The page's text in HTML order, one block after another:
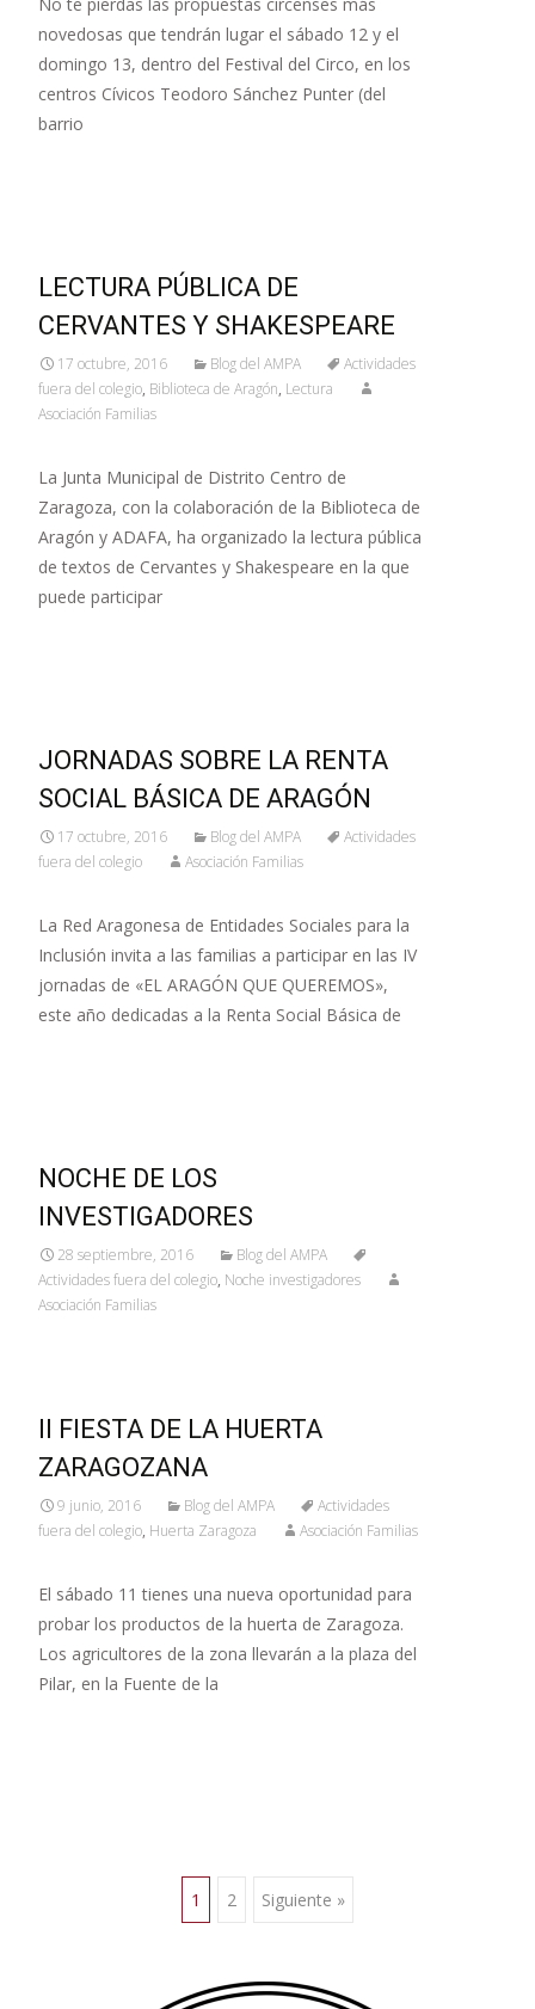
novedosas que tendrán lugar el sábado 12 y el
domingo 13, dentro del Festival del Circo, en los
centros Cívicos Teodoro Sánchez Punter (del
barrio
LECTURA PÚBLICA DE
CERVANTES Y SHAKESPEARE
17 octubre, 2016 Blog del AMPA
Actividades
fuera del colegio, Biblioteca de Aragón, Lectura
Asociación Familias
La Junta Municipal de Distrito Centro de
Zaragoza, con la colaboración de la Biblioteca de
Aragón y ADAFA, ha organizado la lectura pública
de textos de Cervantes y Shakespeare en la que
puede participar
JORNADAS SOBRE LA RENTA
SOCIAL BÁSICA DE ARAGÓN
17 octubre, 2016 Blog del AMPA
Actividades
fuera del colegio
Asociación Familias
La Red Aragonesa de Entidades Sociales para la
Inclusión invita a las familias a participar en las IV
jornadas de «EL ARAGÓN QUE QUEREMOS»,
este año dedicadas a la Renta Social Básica de
NOCHE DE LOS
INVESTIGADORES
28 septiembre, 2016
Blog del AMPA
Actividades fuera del colegio, Noche investigadores
Asociación Familias
II FIESTA DE LA HUERTA
ZARAGOZANA
9 junio, 2016 Blog del AMPA
Actividades
fuera del colegio, Huerta Zaragoza Asociación Familias
El sábado 11 tienes una nueva oportunidad para
probar los productos de la huerta de Zaragoza.
Los agricultores de la zona llevarán a la plaza del
Pilar, en la Fuente de la
1 2 Siguiente »